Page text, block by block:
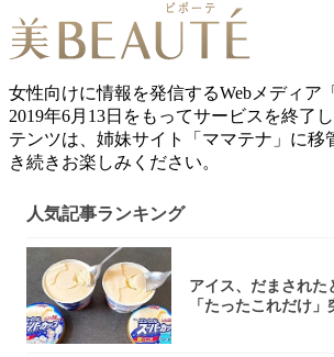
女性向けに情報を発信するWebメディア
2019年6月13日をもってサービスを終了
テンツは、姉妹サイト「ママテナ」に移
き続きお楽しみください。
人気記事ランキング
アイス、だまされた
「たったこれだけ